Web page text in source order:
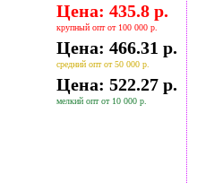
Цена: 435.8 р.
крупный опт от 100 000 р.
Цена: 466.31 р.
средний опт от 50 000 р.
Цена: 522.27 р.
мелкий опт от 10 000 р.